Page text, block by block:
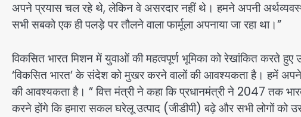
अपने प्रयास चल रहे थे, लेकिन वे असरदार नहीं थे। हमने अपनी
सभी सबको एक ही पलड़े पर तौलने वाला फार्मूला अपनाया जा रहा था।”
विकसित भारत मिशन में युवाओं की महत्वपूर्ण भूमिका को रेखांकित करते हुए
‘विकसित भारत’ के संदेश को मुखर करने वालों की आवश्यकता है। हमें
की आवश्यकता है। ” वित्त मंत्री ने कहा कि प्रधानमंत्री ने 2047 तक
करने होंगे कि हमारा सकल घरेलू उत्पाद (जीडीपी) बढ़े और सभी लोगों को